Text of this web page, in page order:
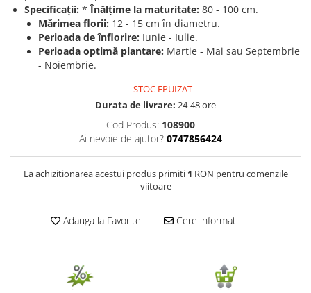
Seminte de Legume/Fructe
Specificații: *Înălțime la maturitate: 80 - 100 cm.
Mărimea florii: 12 - 15 cm în diametru.
Perioada de înflorire: Iunie - Iulie.
Perioada optimă plantare: Martie - Mai sau Septembrie
- Noiembrie.
STOC EPUIZAT
Durata de livrare: 24-48 ore
Cod Produs: 108900
Ai nevoie de ajutor? 0747856424
La achizitionarea acestui produs primiti 1 RON pentru comenzile
viitoare
Adauga la Favorite Cere informatii